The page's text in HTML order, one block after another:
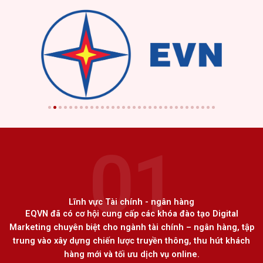
01
Lĩnh vực Tài chính - ngân hàng
EQVN đã có cơ hội cung cấp các khóa đào tạo Digital
Marketing chuyên biệt cho ngành tài chính – ngân hàng, tập
trung vào xây dựng chiến lược truyền thông, thu hút khách
hàng mới và tối ưu dịch vụ online.